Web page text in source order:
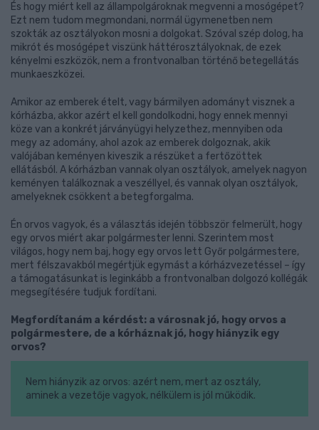
És hogy miért kell az állampolgároknak megvenni a mosógépet?
Ezt nem tudom megmondani, normál ügymenetben nem
szokták az osztályokon mosni a dolgokat. Szóval szép dolog, ha
mikrót és mosógépet viszünk háttérosztályoknak, de ezek
kényelmi eszközök, nem a frontvonalban történő betegellátás
munkaeszközei.
Amikor az emberek ételt, vagy bármilyen adományt visznek a
kórházba, akkor azért el kell gondolkodni, hogy ennek mennyi
köze van a konkrét járványügyi helyzethez, mennyiben oda
megy az adomány, ahol azok az emberek dolgoznak, akik
valójában keményen kiveszik a részüket a fertőzöttek
ellátásból. A kórházban vannak olyan osztályok, amelyek nagyon
keményen találkoznak a veszéllyel, és vannak olyan osztályok,
amelyeknek csökkent a betegforgalma.
Én orvos vagyok, és a választás idején többször felmerült, hogy
egy orvos miért akar polgármester lenni. Szerintem most
világos, hogy nem baj, hogy egy orvos lett Győr polgármestere,
mert félszavakból megértjük egymást a kórházvezetéssel – így
a támogatásunkat is leginkább a frontvonalban dolgozó kollégák
megsegítésére tudjuk fordítani.
Megfordítanám a kérdést: a városnak jó, hogy orvos a
polgármestere, de a kórháznak jó, hogy hiányzik egy
orvos?
Nem hiányzik az orvos: azért nem, mert az osztály,
aminek a vezetője vagyok, nélkülem is jól működik.